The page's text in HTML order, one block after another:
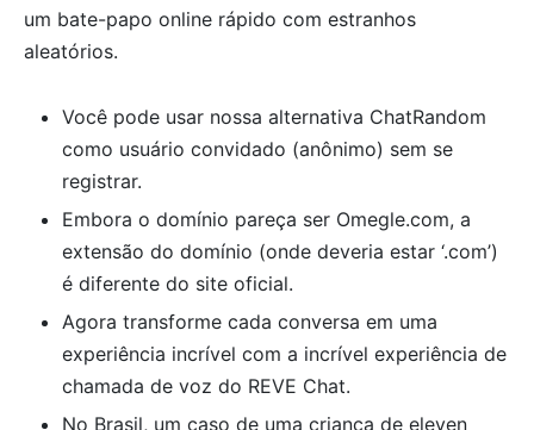
um bate-papo online rápido com estranhos
aleatórios.
Você pode usar nossa alternativa ChatRandom
como usuário convidado (anônimo) sem se
registrar.
Embora o domínio pareça ser Omegle.com, a
extensão do domínio (onde deveria estar ‘.com’)
é diferente do site oficial.
Agora transforme cada conversa em uma
experiência incrível com a incrível experiência de
chamada de voz do REVE Chat.
No Brasil, um caso de uma criança de eleven